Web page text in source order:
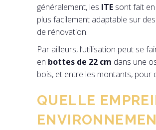
généralement, les ITE sont fait en
plus facilement adaptable sur
de rénovation.
Par ailleurs, l’utilisation peut se
en bottes de 22 cm dans une
bois, et entre les montants, pour
QUELLE